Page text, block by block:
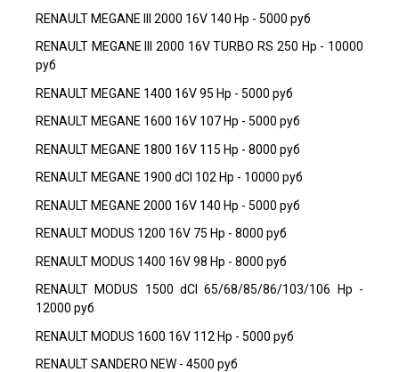
RENAULT MEGANE III 2000 16V 140 Hp - 5000 руб
RENAULT MEGANE III 2000 16V TURBO RS 250 Hp - 10000
руб
RENAULT MEGANE 1400 16V 95 Hp - 5000 руб
RENAULT MEGANE 1600 16V 107 Hp - 5000 руб
RENAULT MEGANE 1800 16V 115 Hp - 8000 руб
RENAULT MEGANE 1900 dCI 102 Hp - 10000 руб
RENAULT MEGANE 2000 16V 140 Hp - 5000 руб
RENAULT MODUS 1200 16V 75 Hp - 8000 руб
RENAULT MODUS 1400 16V 98 Hp - 8000 руб
RENAULT MODUS 1500 dCI 65/68/85/86/103/106 Hp -
12000 руб
RENAULT MODUS 1600 16V 112 Hp - 5000 руб
RENAULT SANDERO NEW - 4500 руб